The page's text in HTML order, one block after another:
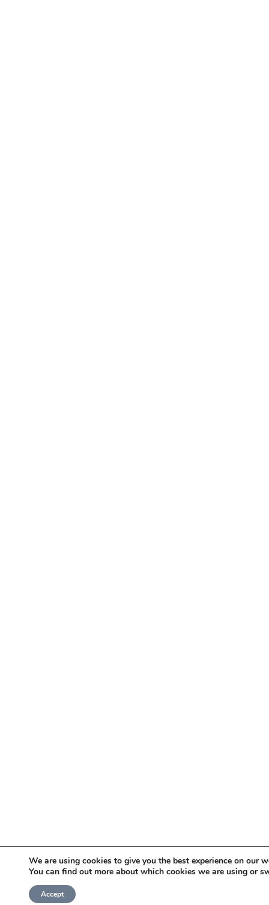
We are using cookies to give you the best experience on our
You can find out more about which cookies we are using or
Accept